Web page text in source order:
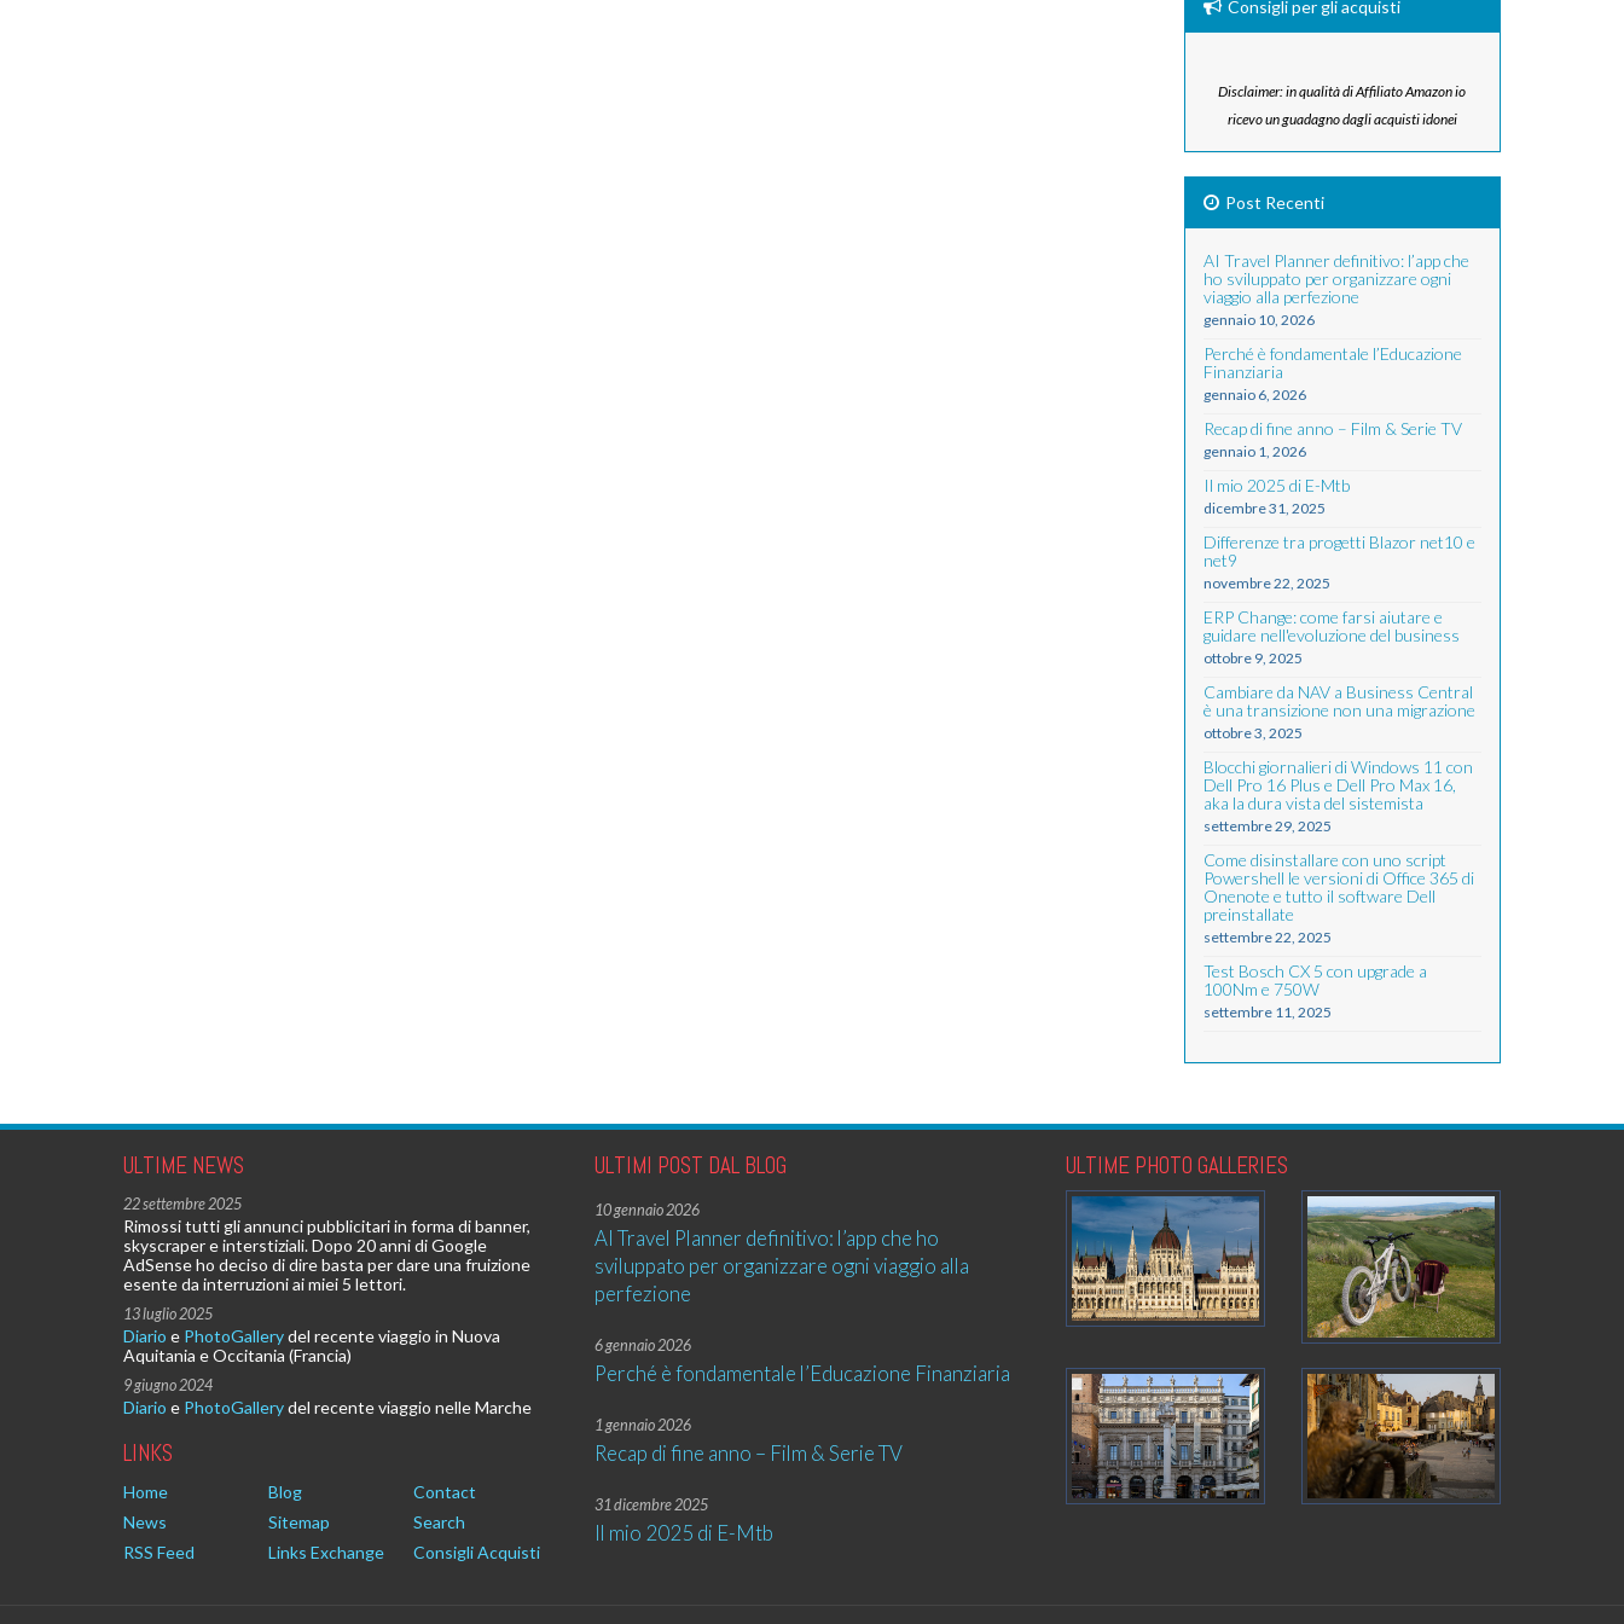
Consigli per gli acquisti
Disclaimer: in qualità di Affiliato Amazon io
ricevo un guadagno dagli acquisti idonei
Post Recenti
AI Travel Planner definitivo: l’app che
ho sviluppato per organizzare ogni
viaggio alla perfezione
gennaio 10, 2026
Perché è fondamentale l’Educazione
Finanziaria
gennaio 6, 2026
Recap di fine anno – Film & Serie TV
gennaio 1, 2026
Il mio 2025 di E-Mtb
dicembre 31, 2025
Differenze tra progetti Blazor net10 e
net9
novembre 22, 2025
ERP Change: come farsi aiutare e
guidare nell'evoluzione del business
ottobre 9, 2025
Cambiare da NAV a Business Central
è una transizione non una migrazione
ottobre 3, 2025
Blocchi giornalieri di Windows 11 con
Dell Pro 16 Plus e Dell Pro Max 16,
aka la dura vista del sistemista
settembre 29, 2025
Come disinstallare con uno script
Powershell le versioni di Office 365 di
Onenote e tutto il software Dell
preinstallate
settembre 22, 2025
Test Bosch CX 5 con upgrade a
100Nm e 750W
settembre 11, 2025
ULTIME NEWS
22 settembre 2025
Rimossi tutti gli annunci pubblicitari in forma di banner,
skyscraper e interstiziali. Dopo 20 anni di Google
AdSense ho deciso di dire basta per dare una fruizione
esente da interruzioni ai miei 5 lettori.
13 luglio 2025
Diario e PhotoGallerydel recente viaggio in Nuova
Aquitania e Occitania (Francia)
9 giugno 2024
Diario e PhotoGallerydel recente viaggio nelle Marche
LINKS
Home Blog
Contact
News
Sitemap
Search
RSS Feed
Links Exchange Consigli Acquisti
ULTIMI POST DAL BLOG
10 gennaio 2026
AI Travel Planner definitivo: l’app che ho
sviluppato per organizzare ogni viaggio alla
perfezione
6 gennaio 2026
Perché è fondamentale l’Educazione Finanziaria
1 gennaio 2026
Recap di fine anno – Film & Serie TV
31 dicembre 2025
Il mio 2025 di E-Mtb
ULTIME PHOTO GALLERIES